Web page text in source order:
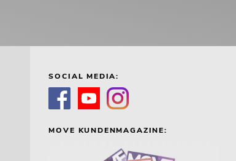
SOCIAL MEDIA:
MOVE KUNDENMAGAZINE: